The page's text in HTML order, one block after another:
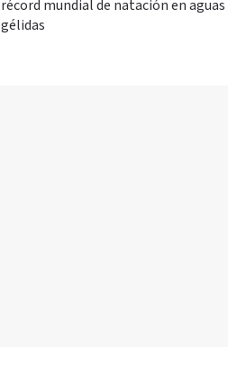
récord mundial de natación en aguas
gélidas